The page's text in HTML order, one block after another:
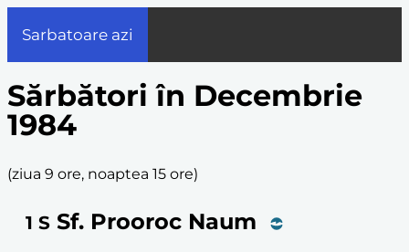
Sarbatoare azi
Sărbători în Decembrie
1984
(ziua 9 ore, noaptea 15 ore)
1 S Sf. Prooroc Naum